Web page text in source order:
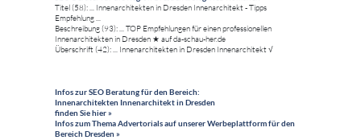
Titel (58): ... Innenarchitekten in Dresden Innenarchitekt - Tipps
Empfehlung ...
Beschreibung (93): ... TOP Empfehlungen für einen professionellen
Innenarchitekten in Dresden ★ auf da-schau-her.de
Überschrift (42): ... Innenarchitekten in Dresden Innenarchitekt √
Infos zur SEO Beratung für den Bereich:
Innenarchitekten Innenarchitekt in Dresden
finden Sie hier »
Infos zum Thema Advertorials auf unserer Werbeplattform für den
Bereich Dresden »